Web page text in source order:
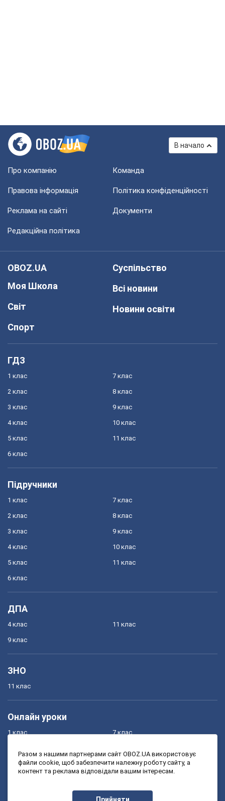
В начало
Про компанію Команда
Правова інформація Політика конфіденційності
Реклама на сайті Документи
Редакційна політика
OBOZ.UA
Моя Школа
Світ
Спорт
Суспільство
Всі новини
Новини освіти
ГДЗ
1 клас
2 клас
3 клас
4 клас
5 клас
6 клас
7 клас
8 клас
9 клас
10 клас
11 клас
Підручники
1 клас
2 клас
3 клас
4 клас
5 клас
6 клас
7 клас
8 клас
9 клас
10 клас
11 клас
ДПА
4 клас
9 клас
11 клас
ЗНО
11 клас
Онлайн уроки
1 клас
3 клас
7 клас
9 клас
Разом з нашими партнерами сайт OBOZ.UA використовує
файли cookie, щоб забезпечити належну роботу сайту, а
контент та реклама відповідали вашим інтересам.